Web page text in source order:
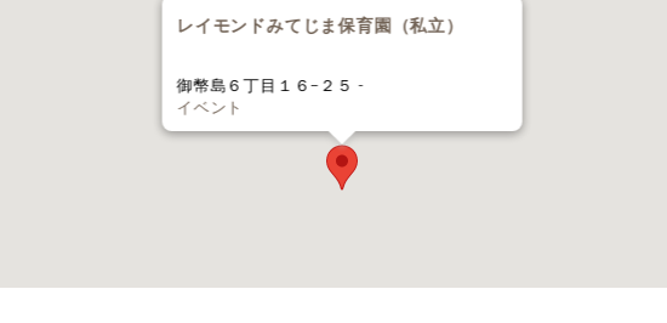
レイモンドみてじま保育園（私立）
御幣島６丁目１６−２５ -
イベント